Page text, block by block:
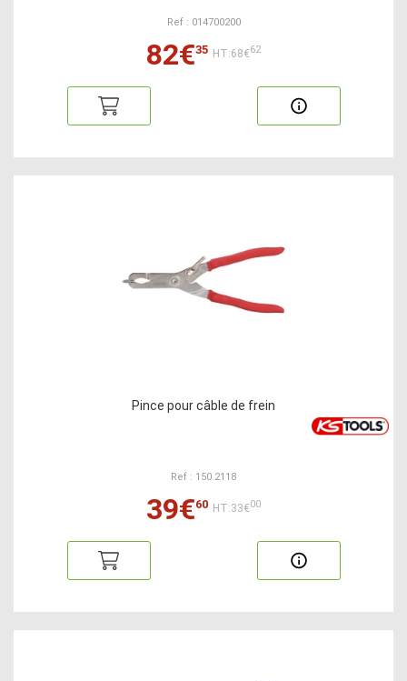
Ref : 014700200
82€35 HT:68€62
Pince pour câble de frein
Ref : 150.2118
39€60 HT:33€00